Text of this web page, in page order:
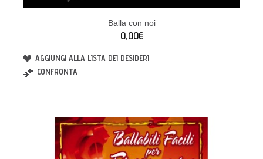
Balla con noi
0,00€
AGGIUNGI ALLA LISTA DEI DESIDERI
CONFRONTA